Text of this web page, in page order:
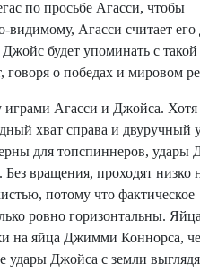
по просьбе Агасси, чтобы
видимому, Агасси считает
будет упоминать с
говоря о победах и мировом
играми Агасси и Джойса.
хват справа и двуручный
для топспиннеров, удары
вращения, проходят низко
потому что фактическое
ровно горизонтальны.
на яйца Джимми Коннорса,
удары Джойса с земли